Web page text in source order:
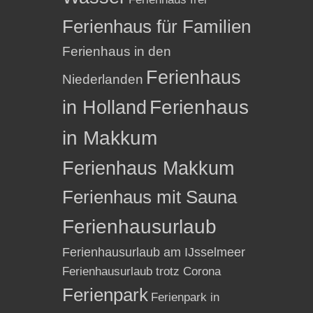
Ferienhaus für Familien
Ferienhaus in den
Niederlanden Ferienhaus
in Holland Ferienhaus
in Makkum
Ferienhaus Makkum
Ferienhaus mit Sauna
Ferienhausurlaub
Ferienhausurlaub am IJsselmeer
Ferienhausurlaub trotz Corona
Ferienpark Ferienpark in